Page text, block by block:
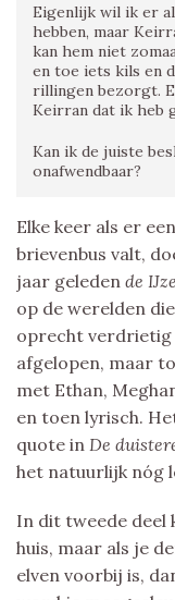
Eigenlijk wil ik er
hebben, maar
kan hem niet
en toe iets kils en
rillingen bezorgt.
Keirran dat ik heb
Kan ik de juiste
onafwendbaar?
Elke keer als er
brievenbus valt,
jaar geleden de
op de werelden
oprecht verdrietig
afgelopen, maar
met Ethan,
en toen lyrisch.
quote in De
het natuurlijk nóg
In dit tweede deel
huis, maar als je
elven voorbij is,